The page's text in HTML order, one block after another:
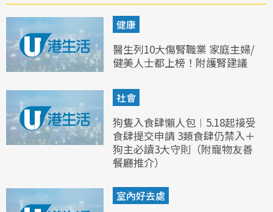
健康
醫生列10大傷腎職業 家庭主婦/
健美人士都上榜！附護腎建議
社會
狗隻入食肆懶人包︱5.18起接受
食肆提交申請 3類食肆仍禁入＋
狗主必讀3大守則（附寵物友善
餐廳推介）
室內好去處